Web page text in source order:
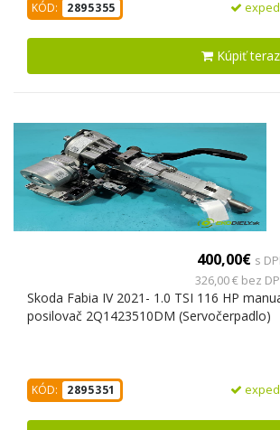
KÓD: 2895355
Kúpiť
400,00€ s
326,00 € bez
Skoda Fabia IV 2021- 1.0 TSI 116 HP
posilovač 2Q1423510DM (Servočerpadlo)
KÓD: 2895351